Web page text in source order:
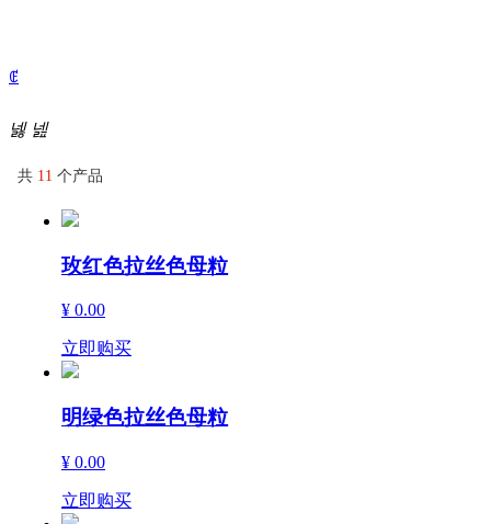
ꂅ
넳 넲
共 11 个产品
玫红色拉丝色母粒
¥ 0.00
立即购买
明绿色拉丝色母粒
¥ 0.00
立即购买